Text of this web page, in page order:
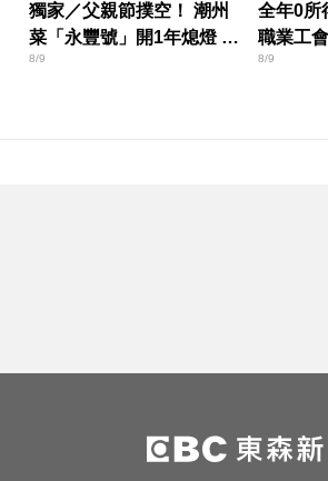
獨家／父親節撲空！ 潮州
菜「永豐號」開1年熄燈 疑
油煙問題
8/9
全年0所
職業工
投保
8/9
漂「方向盤抓不住」翻車
MLB／李灝宇坐9局板凳不打
局代打當英雄奪勝